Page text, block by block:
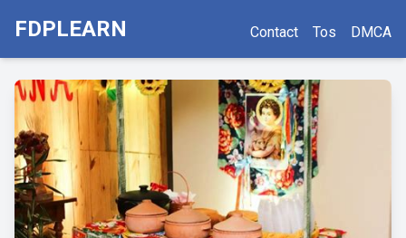
FDPLEARN Contact Tos DMCA